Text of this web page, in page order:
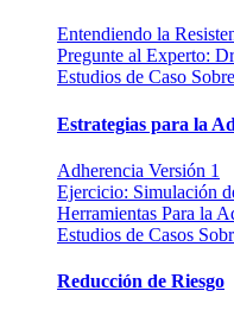
Entendiendo la
Pregunte al Experto:
Estudios de Caso
Estrategias para la
Adherencia Versión 1
Ejercicio: Simulación
Herramientas Para la
Estudios de Casos
Reducción de Riesgo